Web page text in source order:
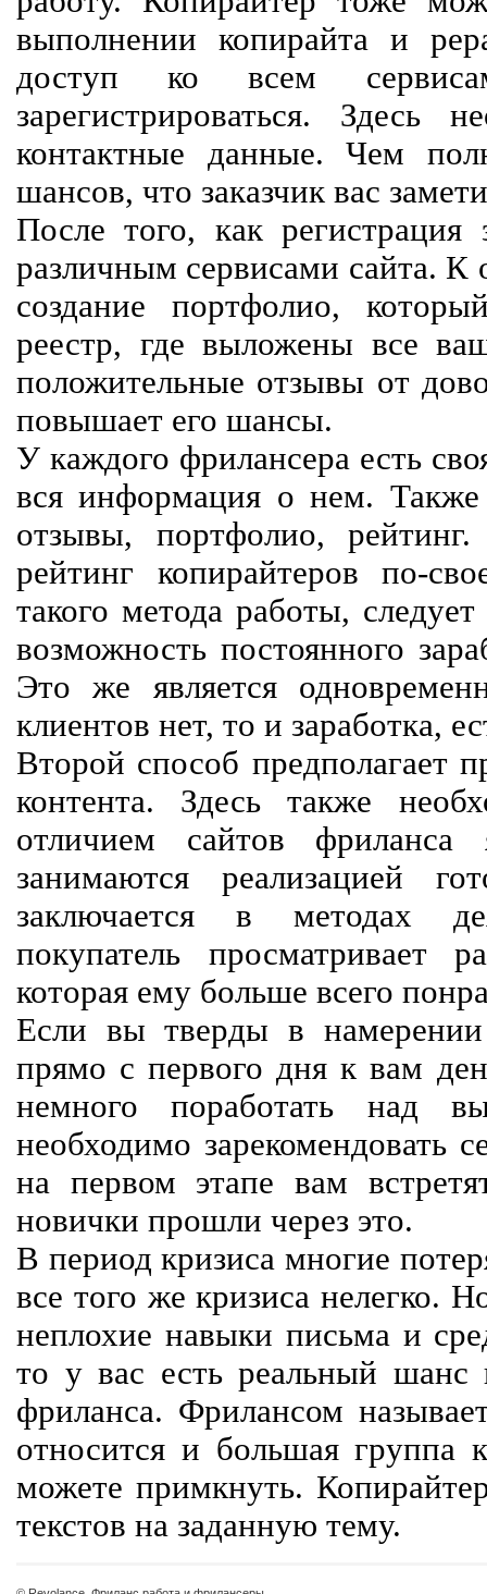
выполнении копирайта и
доступ ко всем
зарегистрироваться. Здесь
контактные данные. Чем
шансов, что заказчик вас
После того, как регистрация
различным сервисами сайта. К
создание портфолио,
реестр, где выложены все
положительные отзывы от
повышает его шансы.
У каждого фрилансера есть
вся информация о нем. Также
отзывы, портфолио,
рейтинг копирайтеров по-
такого метода работы,
возможность постоянного
Это же является
клиентов нет, то и заработка,
Второй способ предполагает
контента. Здесь также
отличием сайтов
занимаются реализацией
заключается в методах
покупатель просматривает
которая ему больше всего
Если вы тверды в
прямо с первого дня к вам
немного поработать над
необходимо зарекомендовать
на первом этапе вам
новички прошли через это.
В период кризиса многие
все того же кризиса нелегко.
неплохие навыки письма и
то у вас есть реальный шанс
фриланса. Фрилансом
относится и большая группа
можете примкнуть.
текстов на заданную тему.